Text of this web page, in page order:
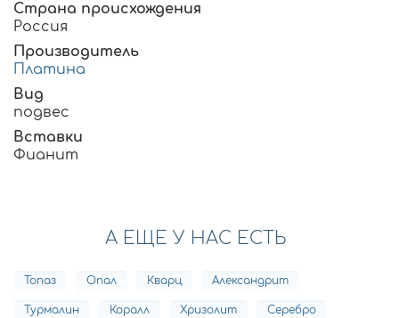
Страна происхождения
Россия
Производитель
Платина
Вид
подвес
Вставки
Фианит
А ЕЩЕ У НАС ЕСТЬ
Топаз Опал Кварц Александрит
Турмалин Коралл Хризолит Серебро